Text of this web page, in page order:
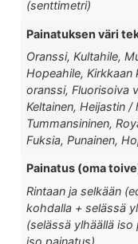
(senttimetri)
Painatuksen väri
Oranssi, Kultahile,
Hopeahile, Kirkkaan
oranssi, Fluorisoiva
Keltainen, Heijastin
Tummansininen,
Fuksia, Punainen,
Painatus (oma
Rintaan ja selkään
kohdalla + selässä
(selässä ylhäällä iso
iso painatus)